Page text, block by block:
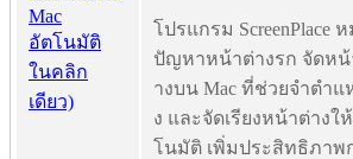
โปรแกรม ScreenPlace
ปัญหาหน้าต่างรก จัดห
างบน Mac ที่ช่วยจำตำแ
ง และจัดเรียงหน้าต่างใ
โนมัติ เพิ่มประสิทธิภาพ